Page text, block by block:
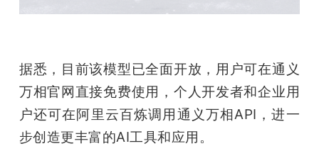
据悉，目前该模型已全面开放，用户可在通义
万相官网直接免费使用，个人开发者和企业用
户还可在阿里云百炼调用通义万相API，进一
步创造更丰富的AI工具和应用。